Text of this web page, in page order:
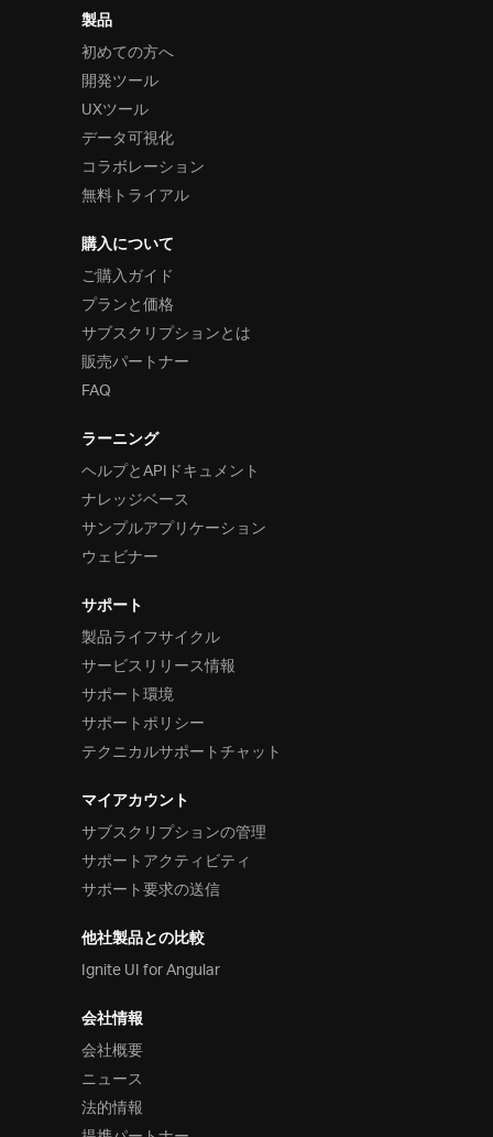
製品
初めての方へ
開発ツール
UXツール
データ可視化
コラボレーション
無料トライアル
購入について
ご購入ガイド
プランと価格
サブスクリプションとは
販売パートナー
FAQ
ラーニング
ヘルプとAPIドキュメント
ナレッジベース
サンプルアプリケーション
ウェビナー
サポート
製品ライフサイクル
サービスリリース情報
サポート環境
サポートポリシー
テクニカルサポートチャット
マイアカウント
サブスクリプションの管理
サポートアクティビティ
サポート要求の送信
他社製品との比較
Ignite UI for Angular
会社情報
会社概要
ニュース
法的情報